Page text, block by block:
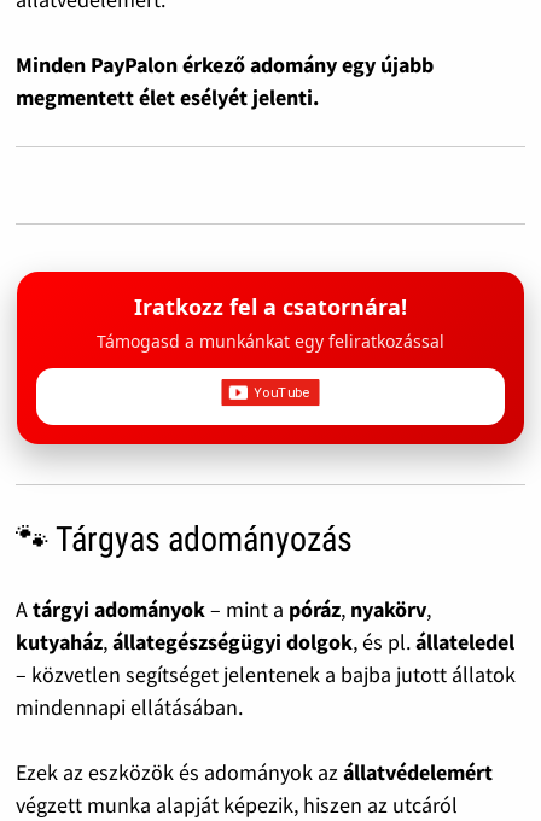
Minden PayPalon érkező adomány egy újabb
megmentett élet esélyét jelenti.
Iratkozz fel a csatornára!
Támogasd a munkánkat egy feliratkozással
🐾 Tárgyas adományozás
Atárgyi adományok– mint a póráz, nyakörv,
kutyaház,állategészségügyi dolgok, és pl.állateledel
– közvetlen segítséget jelentenek a bajba jutott állatok
mindennapi ellátásában.
Ezek az eszközök és adományok azállatvédelemért
végzett munka alapját képezik, hiszen az utcáról